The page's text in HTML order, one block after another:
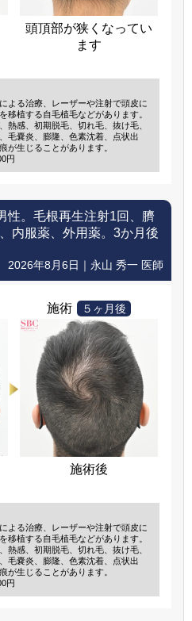
頭頂部が狭くなってい
ます
よる治療、レーザーや注射で頭皮に
移植する自毛植毛などがあります。
熱感、初期脱毛、切れ毛、抜け毛、
毛嚢炎、膨隆、色素沈着、点状出
が生じることがあります。
円
性。毛根再生注射1回、臍
内服薬、外用薬。3か月後
2026年8月6日｜永山 秀一 医師
施術 ５ヶ月後
施術後
よる治療、レーザーや注射で頭皮に
移植する自毛植毛などがあります。
熱感、初期脱毛、切れ毛、抜け毛、
毛嚢炎、膨隆、色素沈着、点状出
が生じることがあります。
円